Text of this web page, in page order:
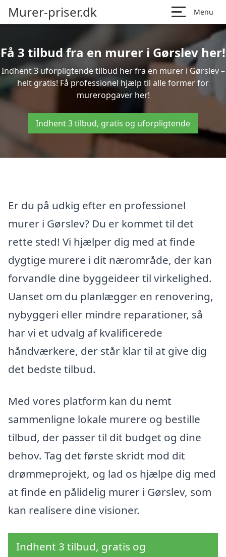
Murer-priser.dk Menu
Få 3 tilbud fra en murer i Gørslev her!
Indhent 3 uforpligtende tilbud her fra en murer i Gørslev –
helt gratis! Få professionel hjælp til alle former for
mureropgaver her!
Indhent 3 tilbud, gratis og uforpligtende
Er du på udkig efter en professionel
murer i Gørslev? Du er kommet til det
rette sted! Vi hjælper dig med at finde
dygtige murere i dit nærområde, der kan
forvandle dine byggeideer til virkelighed.
Uanset om du planlægger en renovering,
nybyggeri eller mindre reparationer, så
har vi et udvalg af kvalificerede
håndværkere, der står klar til at give dig
det bedste tilbud.
Med vores platform kan du nemt
sammenligne lokale murere og bestille
tilbud, der passer til dit budget og dine
behov. Tag det første skridt mod dit
drømmeprojekt, og lad os hjælpe dig med
at finde en pålidelig murer i Gørslev, som
kan realisere dine visioner.
Indhent 3 tilbud, gratis og